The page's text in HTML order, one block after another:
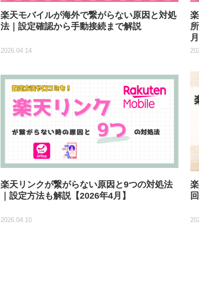
楽天モバイルが海外で繋がらない原因と対処
法｜設定確認から手動接続まで解説
2026.04.14
月
楽天リンクが繋がらない原因と9つの対処法
｜設定方法も解説【2026年4月】
2026.04.10